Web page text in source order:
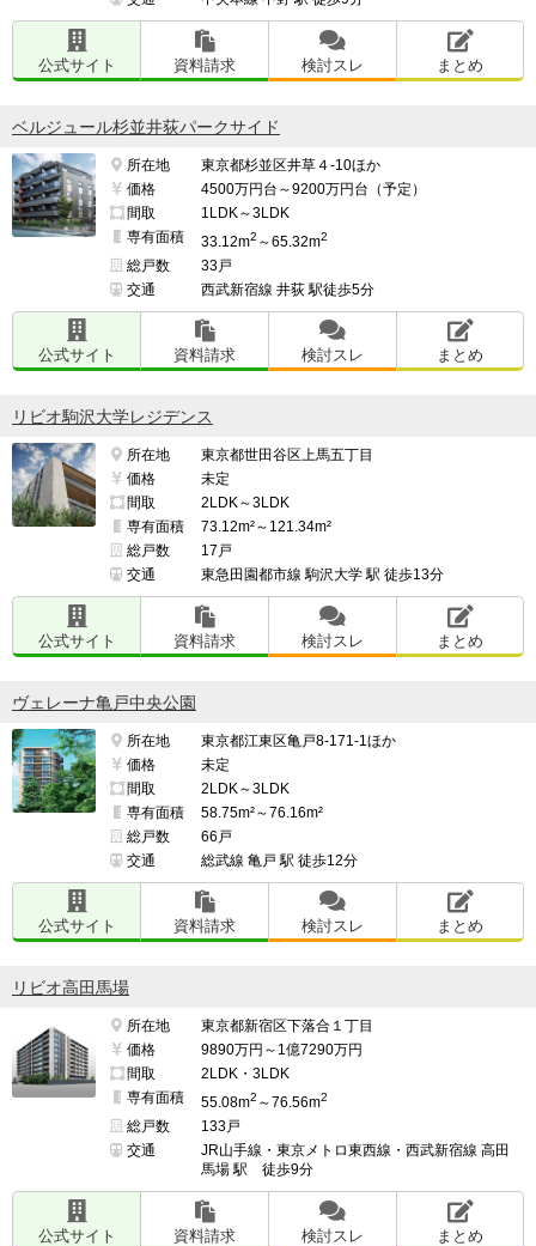
公式サイト 資料請求 検討スレ まとめ
ベルジュール杉並井荻パークサイド
所在地
東京都杉並区井草４-10ほか
価格
4500万円台～9200万円台（予定）
間取
1LDK～3LDK
専有面積
33.12m2 ～65.32m2
総戸数
33戸
交通
西武新宿線 井荻 駅徒歩5分
公式サイト 資料請求 検討スレ まとめ
リビオ駒沢大学レジデンス
所在地
東京都世田谷区上馬五丁目
価格
未定
間取
2LDK～3LDK
専有面積
73.12m²～121.34m²
総戸数
17戸
交通
東急田園都市線 駒沢大学 駅 徒歩13分
公式サイト 資料請求 検討スレ まとめ
ヴェレーナ亀戸中央公園
所在地
東京都江東区亀戸8-171-1ほか
価格
未定
間取
2LDK～3LDK
専有面積
58.75m²～76.16m²
総戸数
66戸
交通
総武線 亀戸 駅 徒歩12分
公式サイト 資料請求 検討スレ まとめ
リビオ高田馬場
所在地
東京都新宿区下落合１丁目
価格
9890万円～1億7290万円
間取
2LDK・3LDK
専有面積
55.08m2 ～76.56m2
総戸数
133戸
交通
JR山手線・東京メトロ東西線・西武新宿線 高田
馬場 駅 徒歩9分
公式サイト 資料請求 検討スレ まとめ